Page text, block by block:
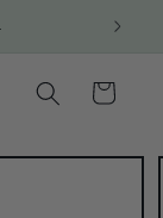
Cart